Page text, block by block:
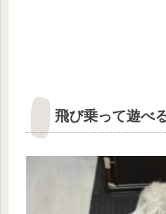
飛び乗って遊べ